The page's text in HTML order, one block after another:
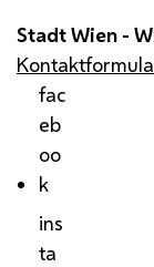
Stadt Wien -
fac
eb
oo
k
ins
ta